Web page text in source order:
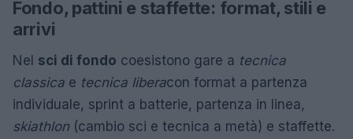
Fondo, pattini e staffette: format, stili e
arrivi
Nel sci di fondo coesistono gare a tecnica
classica e tecnica liberacon format a partenza
individuale, sprint a batterie, partenza in linea,
skiathlon (cambio sci e tecnica a metà) e staffette.